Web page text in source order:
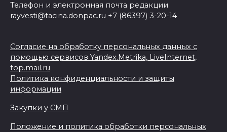
Телефон и электронная почта редакции
rayvesti@tacina.donpac.ru +7 (86397) 3-20-14
Согласие на обработку персональных данных с
помощью сервисов Yandex.Metrika, LiveInternet,
top.mail.ru
Политика конфиденциальности и защиты
информации
Закупки у СМП
Положение и политика обработки персональных